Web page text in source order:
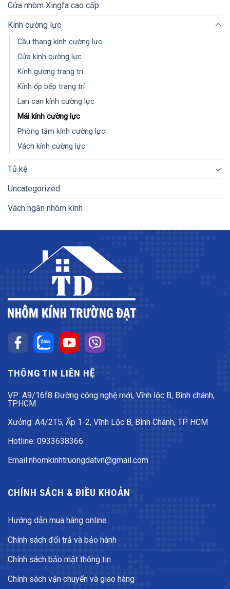
Cửa nhôm Xingfa cao cấp
Kính cường lực
Cầu thang kính cường lực
Cửa kính cường lực
Kính gương trang trí
Kính ốp bếp trang trí
Lan can kính cường lực
Mái kính cường lực
Phòng tắm kính cường lực
Vách kính cường lực
Tủ kệ
Uncategorized
Vách ngăn nhôm kính
THÔNG TIN LIÊN HỆ
VP: A9/16f8 Đường công nghệ mới, Vĩnh lộc B, Bình chánh,
TP.HCM
Xưởng: A4/2T5, Ấp 1-2, Vĩnh Lộc B, Bình Chánh, TP HCM
Hotline: 0933638366
Email:nhomkinhtruongdatvn@gmail.com
CHÍNH SÁCH & ĐIỀU KHOẢN
Hướng dẫn mua hàng online
Chính sách đổi trả và bảo hành
Chính sách bảo mật thông tin
Chính sách vận chuyển và giao hàng